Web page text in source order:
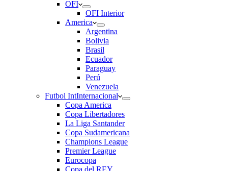
OFI
OFI Interior
America
Argentina
Bolivia
Brasil
Ecuador
Paraguay
Perú
Venezuela
Futbol IntInternacional
Copa America
Copa Libertadores
La Liga Santander
Copa Sudamericana
Champions League
Premier League
Eurocopa
Copa del REY